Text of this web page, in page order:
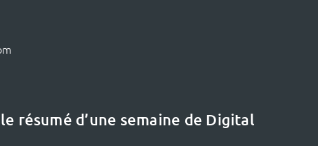
résumé d’une semaine de Digital